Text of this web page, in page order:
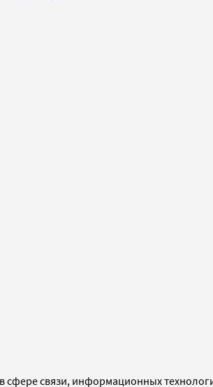
сфере связи, информационных